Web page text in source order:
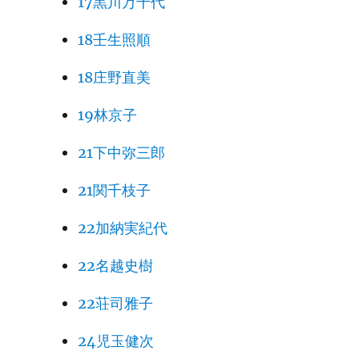
18壬生照順
18庄野直美
19林京子
21下中弥三郎
21関千枝子
22加納実紀代
22名越史樹
22荘司雅子
24児玉健次